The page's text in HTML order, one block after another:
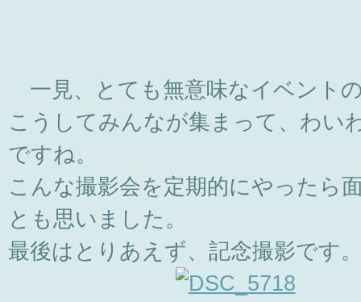
一見、とても無意味なイベント
こうしてみんなが集まって、わい
ですね。
こんな撮影会を定期的にやったら
とも思いました。
最後はとりあえず、記念撮影です